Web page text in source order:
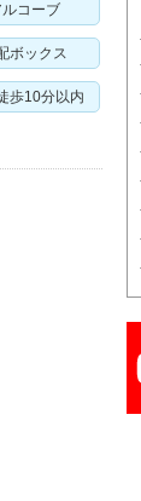
ルコーブ
ボックス
歩10分以内